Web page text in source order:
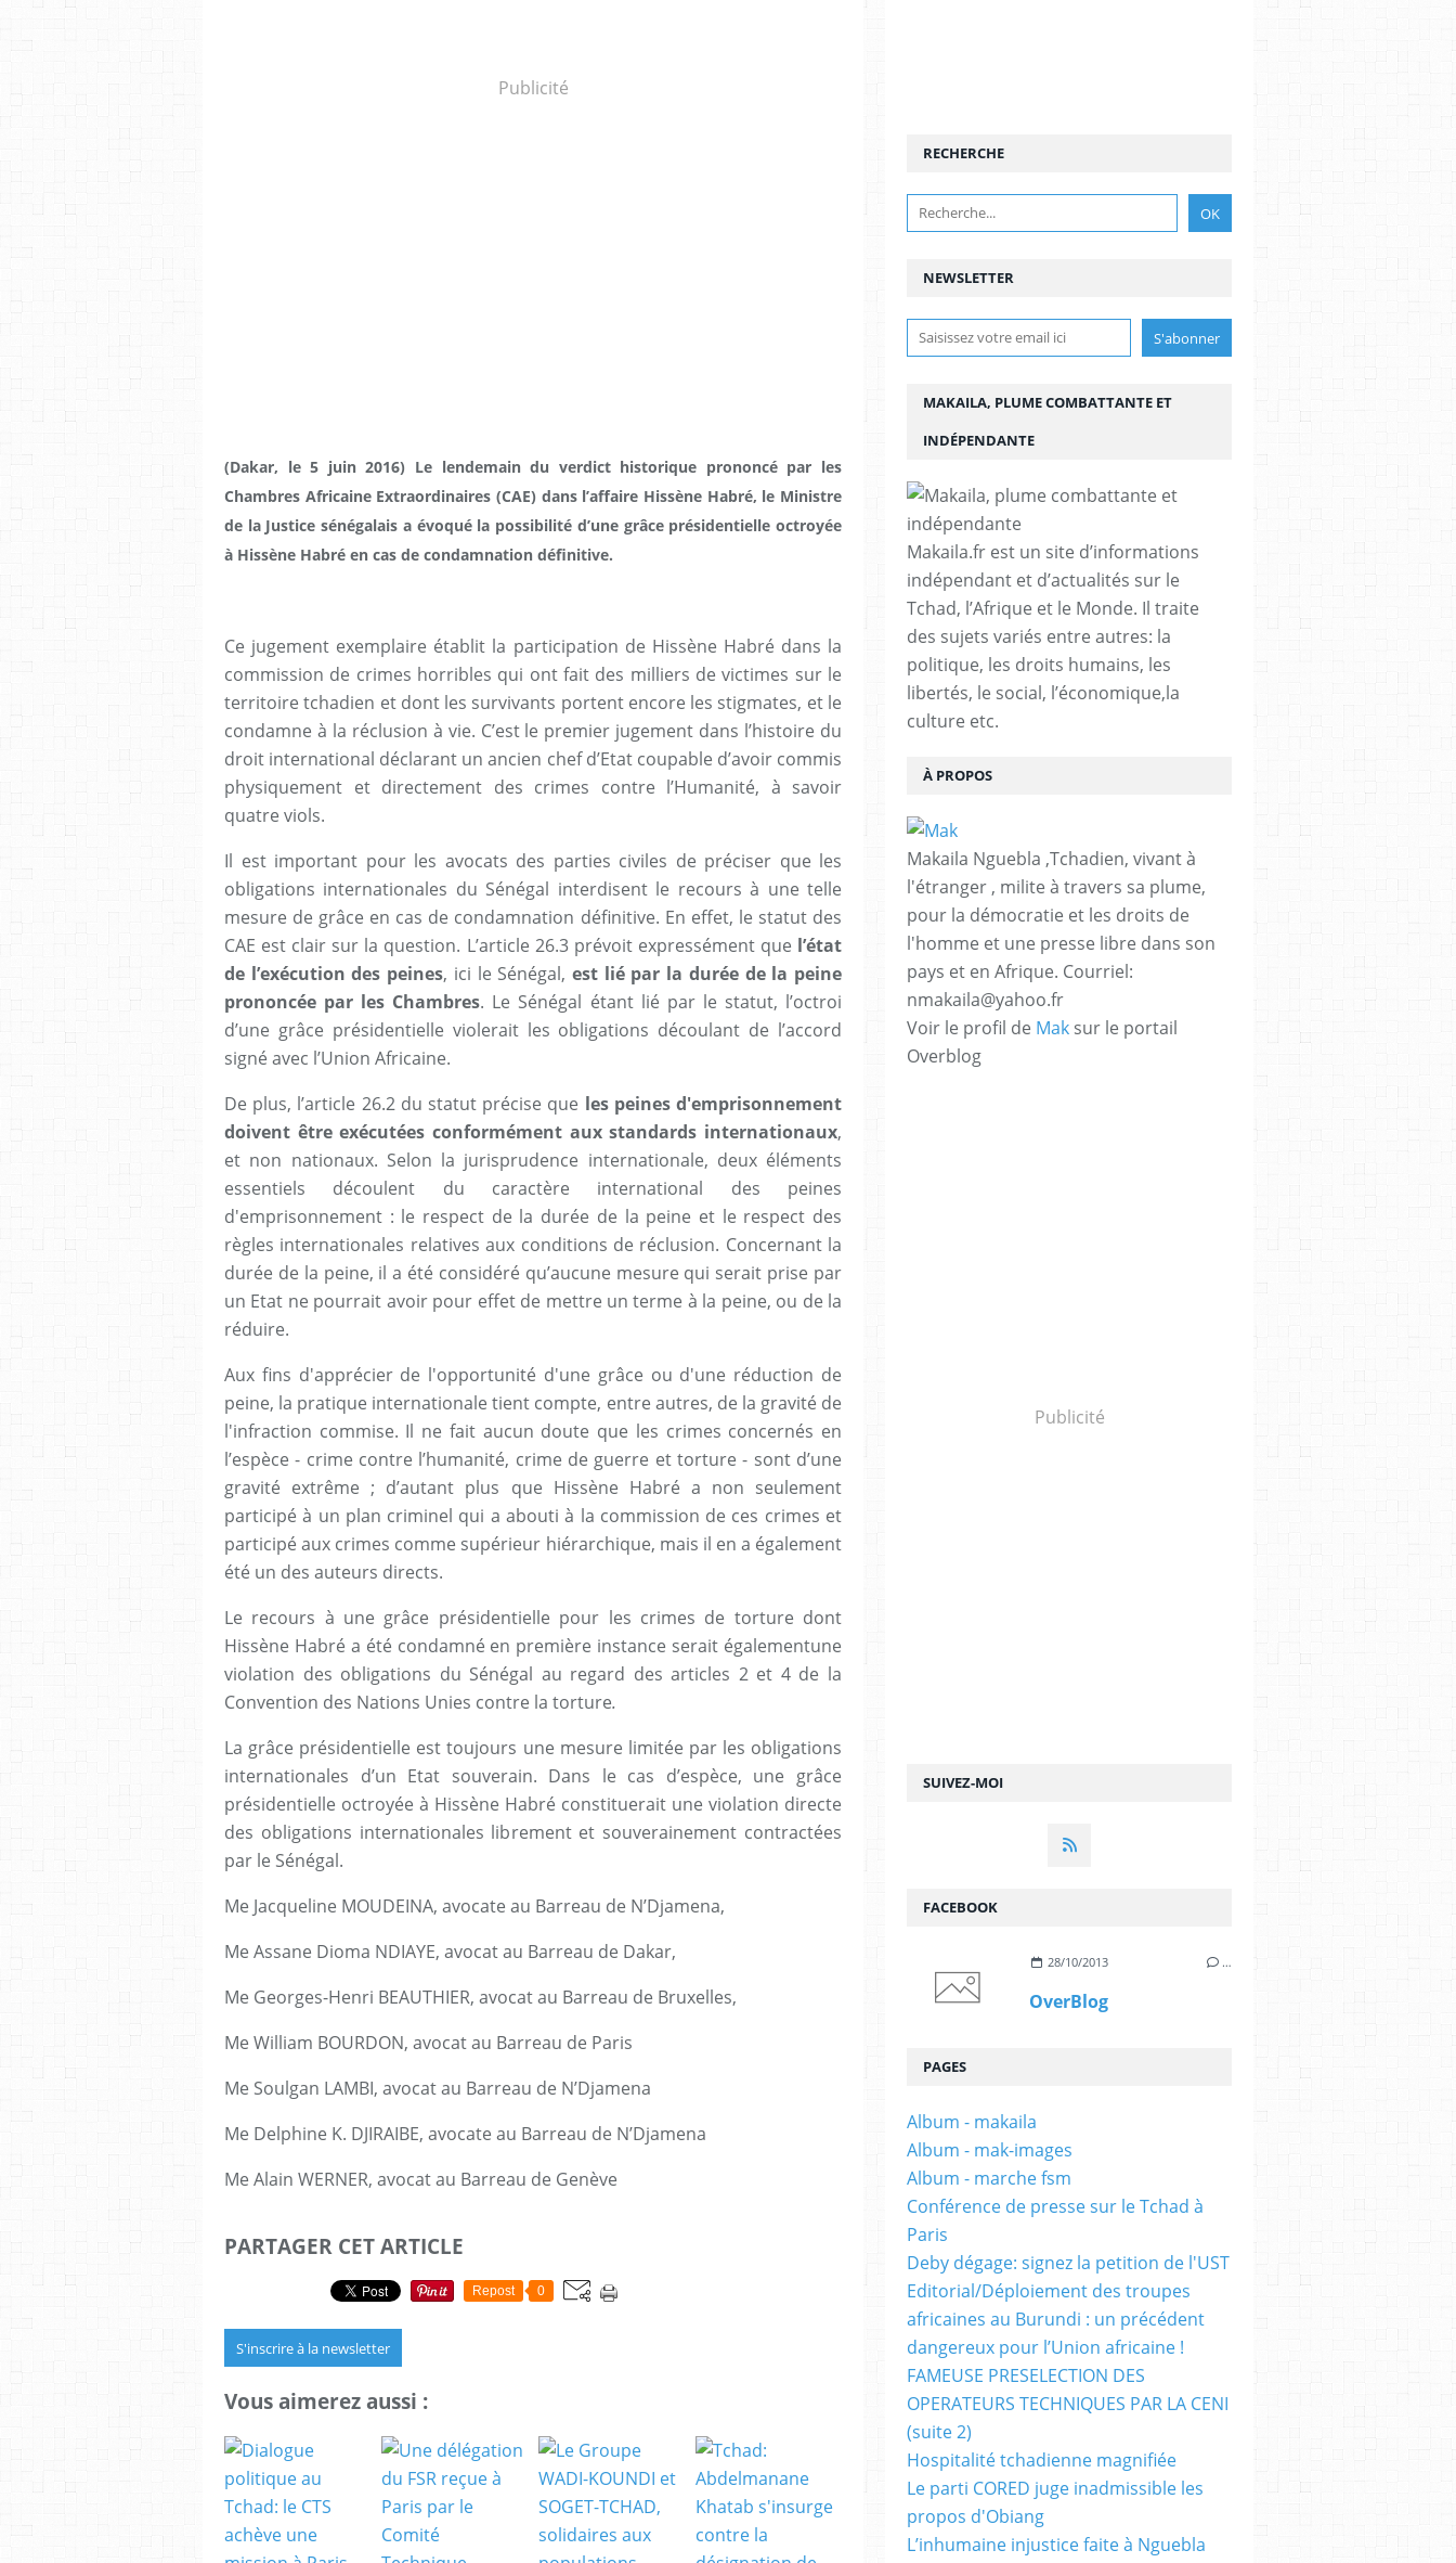
Publicité
(Dakar, le 5 juin 2016) Le lendemain du verdict historique prononcé par les
Chambres Africaine Extraordinaires (CAE) dans l’affaire Hissène Habré, le Ministre
de la Justice sénégalais a évoqué la possibilité d’une grâce présidentielle octroyée
à Hissène Habré en cas de condamnation définitive.
Ce jugement exemplaire établit la participation de Hissène Habré dans la
commission de crimes horribles qui ont fait des milliers de victimes sur le
territoire tchadien et dont les survivants portent encore les stigmates, et le
condamne à la réclusion à vie. C’est le premier jugement dans l’histoire du
droit international déclarant un ancien chef d’Etat coupable d’avoir commis
physiquement et directement des crimes contre l’Humanité, à savoir
quatre viols.
Il est important pour les avocats des parties civiles de préciser que les
obligations internationales du Sénégal interdisent le recours à une telle
mesure de grâce en cas de condamnation définitive. En effet, le statut des
CAE est clair sur la question. L’article 26.3 prévoit expressément que l’état
de l’exécution des peines, ici le Sénégal,est lié par la durée de la peine
prononcée par les Chambres. Le Sénégal étant lié par le statut, l’octroi
d’une grâce présidentielle violerait les obligations découlant de l’accord
signé avec l’Union Africaine.
De plus, l’article 26.2 du statut précise que les peines d'emprisonnement
doivent être exécutées conformément aux standards internationaux,
et non nationaux. Selon la jurisprudence internationale, deux éléments
essentiels découlent du caractère international des peines
d'emprisonnement : le respect de la durée de la peine et le respect des
règles internationales relatives aux conditions de réclusion. Concernant la
durée de la peine, il a été considéré qu’aucune mesure qui serait prise par
un Etat ne pourrait avoir pour effet de mettre un terme à la peine, ou de la
réduire.
Aux fins d'apprécier de l'opportunité d'une grâce ou d'une réduction de
peine, la pratique internationale tient compte, entre autres, de la gravité de
l'infraction commise. Il ne fait aucun doute que les crimes concernés en
l’espèce - crime contre l’humanité, crime de guerre et torture - sont d’une
gravité extrême ; d’autant plus que Hissène Habré a non seulement
participé à un plan criminel qui a abouti à la commission de ces crimes et
participé aux crimes comme supérieur hiérarchique, mais il en a également
été un des auteurs directs.
Le recours à une grâce présidentielle pour les crimes de torture dont
Hissène Habré a été condamné en première instance serait égalementune
violation des obligations du Sénégal au regard des articles 2 et 4 de la
Convention des Nations Unies contre la torture.
La grâce présidentielle est toujours une mesure limitée par les obligations
internationales d’un Etat souverain. Dans le cas d’espèce, une grâce
présidentielle octroyée à Hissène Habré constituerait une violation directe
des obligations internationales librement et souverainement contractées
par le Sénégal.
Me Jacqueline MOUDEINA, avocate au Barreau de N’Djamena,
Me Assane Dioma NDIAYE, avocat au Barreau de Dakar,
Me Georges-Henri BEAUTHIER, avocat au Barreau de Bruxelles,
Me William BOURDON, avocat au Barreau de Paris
Me Soulgan LAMBI, avocat au Barreau de N’Djamena
Me Delphine K. DJIRAIBE, avocate au Barreau de N’Djamena
Me Alain WERNER, avocat au Barreau de Genève
PARTAGER CET ARTICLE
Repost 0
S'inscrire à la newsletter
Vous aimerez aussi :
NEWSLETTER
SUIVEZ-MOI
RECHERCHE
MAKAILA, PLUME COMBATTANTE ET
INDÉPENDANTE
Makaila.fr est un site d’informations
indépendant et d’actualités sur le
Tchad, l’Afrique et le Monde. Il traite
des sujets variés entre autres: la
politique, les droits humains, les
libertés, le social, l’économique,la
culture etc.
À PROPOS
Makaila Nguebla ,Tchadien, vivant à
l'étranger , milite à travers sa plume,
pour la démocratie et les droits de
l'homme et une presse libre dans son
pays et en Afrique. Courriel:
nmakaila@yahoo.fr
Voir le profil de Mak sur le portail
Overblog
Publicité
FACEBOOK
28/10/2013 …
OverBlog
PAGES
Album - makaila
Album - mak-images
Album - marche fsm
Conférence de presse sur le Tchad à
Paris
Deby dégage: signez la petition de l'UST
Editorial/Déploiement des troupes
africaines au Burundi : un précédent
dangereux pour l’Union africaine !
FAMEUSE PRESELECTION DES
OPERATEURS TECHNIQUES PAR LA CENI
(suite 2)
Hospitalité tchadienne magnifiée
Le parti CORED juge inadmissible les
propos d'Obiang
L’inhumaine injustice faite à Nguebla